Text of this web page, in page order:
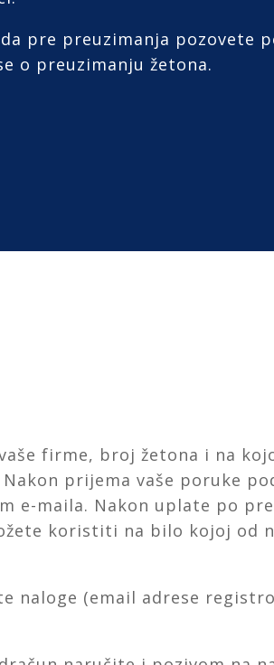
pre preuzimanja pozovete
o preuzimanju žetona.
firme, broj žetona i na
Nakon prijema vaše poruke
e-maila. Nakon uplate po
koristiti na bilo kojoj od
naloge (email adrese